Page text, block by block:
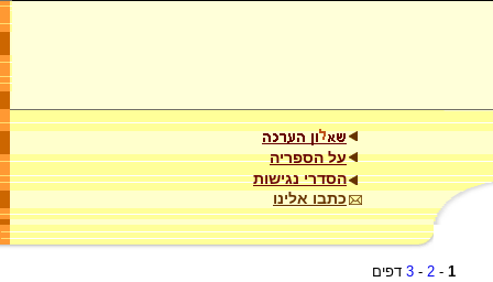
על הספריה
הסדרי נגישות
כתבו אלינו
1
-
2
-
3 דפים